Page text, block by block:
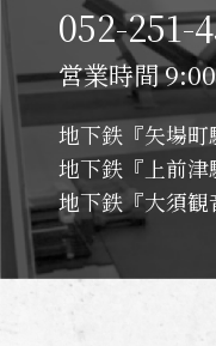
052-251-
営業時間
地下鉄『矢場
地下鉄『上前
地下鉄『大須